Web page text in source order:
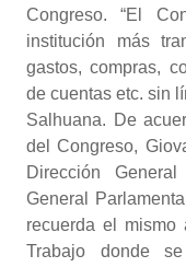
Congreso. “El
institución más
gastos, compras,
de cuentas etc. sin
Salhuana. De
del Congreso,
Dirección
General
recuerda el mismo
Trabajo donde